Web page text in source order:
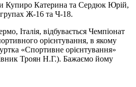
Купиро Катерина та Сердюк Юрій,
групах Ж-16 та Ч-18.
Італія, відбувається Чемпіонат
орієнтування, в якому
«Спортивне орієнтування»
Троян Н.Г.). Бажаємо йому